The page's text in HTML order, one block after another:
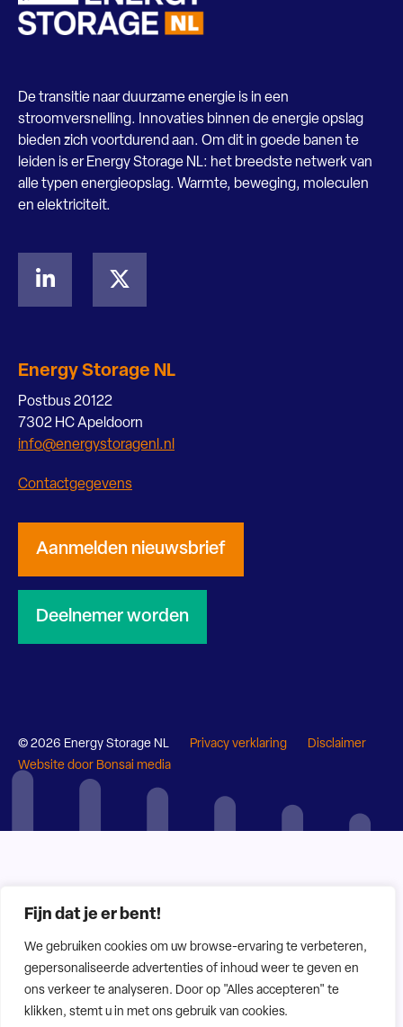
Fijn dat je er bent!
We gebruiken cookies om uw browse-ervaring te verbeteren,
gepersonaliseerde advertenties of inhoud weer te geven en
ons verkeer te analyseren. Door op "Alles accepteren" te
klikken, stemt u in met ons gebruik van cookies.
De transitie naar duurzame energie is in een
stroomversnelling. Innovaties binnen de energie opslag
bieden zich voortdurend aan. Om dit in goede banen te
leiden is er Energy Storage NL: het breedste netwerk van
alle typen energieopslag. Warmte, beweging, moleculen
en elektriciteit.
Energy Storage NL
Postbus 20122
7302 HC Apeldoorn
info@energystoragenl.nl
Contactgegevens
Aanmelden nieuwsbrief
Deelnemer worden
© 2026 Energy Storage NL Privacy verklaring
Disclaimer
Website door Bonsai media